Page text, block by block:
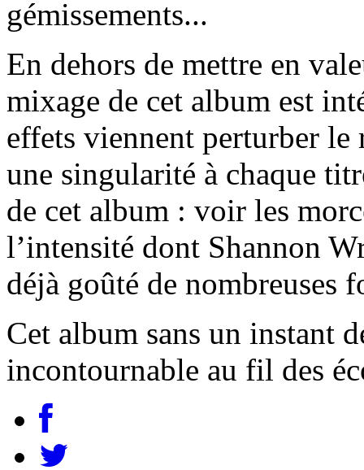
gémissements...
En dehors de mettre en
mixage de cet album est
effets viennent perturber le
une singularité à chaque
de cet album : voir les
l’intensité dont Shannon
déjà goûté de nombreuses
Cet album sans un instant
incontournable au fil des